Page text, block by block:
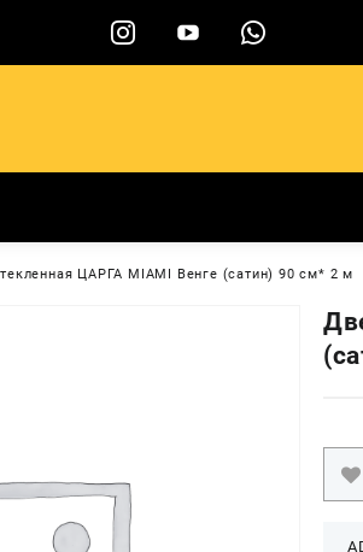
ЦАРГА MIAMI Венге (сатин) 90 см* 2 м